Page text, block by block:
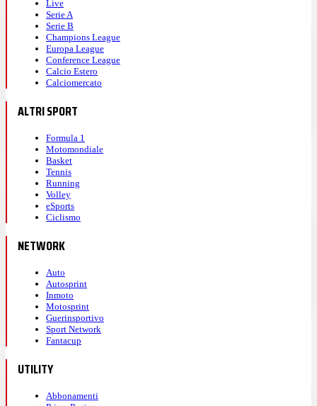
Live
Serie A
Serie B
Champions League
Europa League
Conference League
Calcio Estero
Calciomercato
ALTRI SPORT
Formula 1
Motomondiale
Basket
Tennis
Running
Volley
eSports
Ciclismo
NETWORK
Auto
Autosprint
Inmoto
Motosprint
Guerinsportivo
Sport Network
Fantacup
UTILITY
Abbonamenti